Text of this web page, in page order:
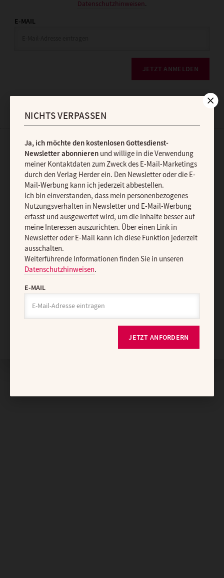
Datenschutzhinweisen.
E-MAIL
JETZT ANMELDEN
AGB und Widerrufsbelehrung Datenschutz Barrierefreiheit
Impressum
Vertrag widerrufen Abo online kündigen
Nach oben
NICHTS VERPASSEN
Ja, ich möchte den kostenlosen Gottesdienst-
Newsletter abonnierenund willige in die Verwendung
meiner Kontaktdaten zum Zweck des E-Mail-Marketings
durch den Verlag Herder ein. Den Newsletter oder die E-
Mail-Werbung kann ich jederzeit abbestellen.
Ich bin einverstanden, dass mein personenbezogenes
Nutzungsverhalten in Newsletter und E-Mail-Werbung
erfasst und ausgewertet wird, um die Inhalte besser auf
meine Interessen auszurichten. Über einen Link in
Newsletter oder E-Mail kann ich diese Funktion jederzeit
ausschalten.
Weiterführende Informationen finden Sie in unseren
Datenschutzhinweisen.
E-MAIL
JETZT ANFORDERN